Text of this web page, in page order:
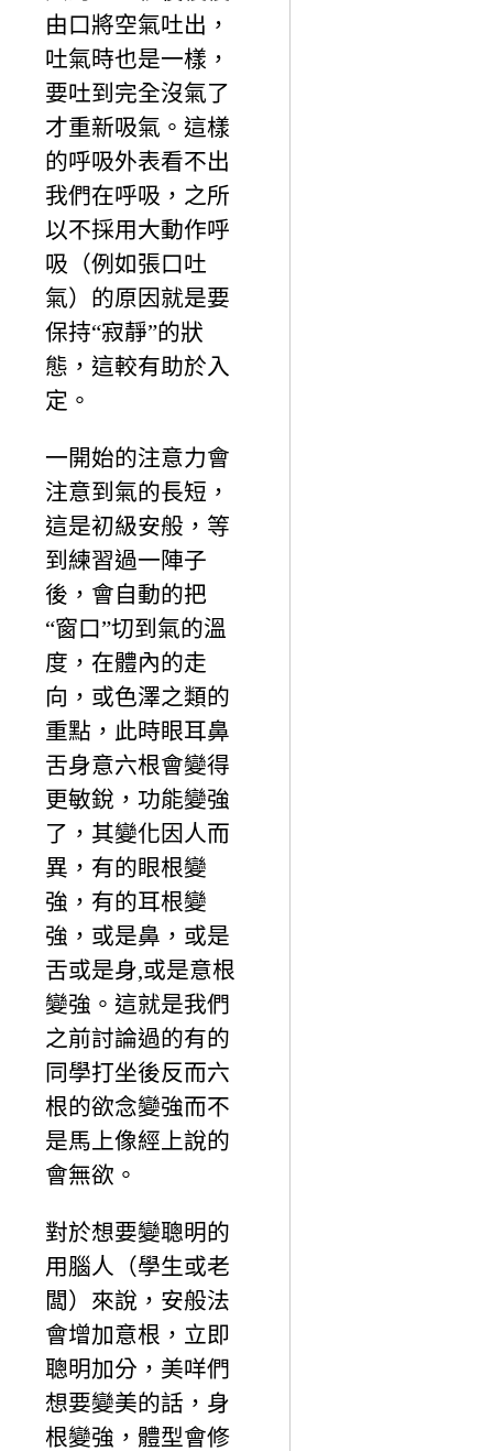
由口將空氣吐出，
吐氣時也是一樣，
要吐到完全沒氣了
才重新吸氣。這樣
的呼吸外表看不出
我們在呼吸，之所
以不採用大動作呼
吸（例如張口吐
氣）的原因就是要
保持“寂靜”的狀
態，這較有助於入
定。
一開始的注意力會
注意到氣的長短，
這是初級安般，等
到練習過一陣子
後，會自動的把
“窗口”切到氣的溫
度，在體內的走
向，或色澤之類的
重點，此時眼耳鼻
舌身意六根會變得
更敏銳，功能變強
了，其變化因人而
異，有的眼根變
強，有的耳根變
強，或是鼻，或是
舌或是身,或是意根
變強。這就是我們
之前討論過的有的
同學打坐後反而六
根的欲念變強而不
是馬上像經上說的
會無欲。
對於想要變聰明的
用腦人（學生或老
闆）來說，安般法
會增加意根，立即
聰明加分，美咩們
想要變美的話，身
根變強，體型會修